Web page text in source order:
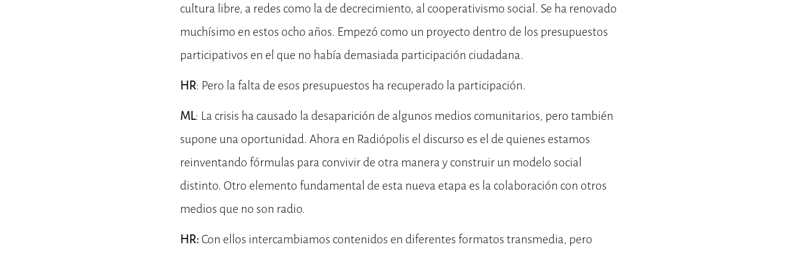
cultura libre, a redes como la de decrecimiento, al cooperativismo social. Se ha renovado
muchísimo en estos ocho años. Empezó como un proyecto dentro de los presupuestos
participativos en el que no había demasiada participación ciudadana.
HR: Pero la falta de esos presupuestos ha recuperado la participación.
ML: La crisis ha causado la desaparición de algunos medios comunitarios, pero también
supone una oportunidad. Ahora en Radiópolis el discurso es el de quienes estamos
reinventando fórmulas para convivir de otra manera y construir un modelo social
distinto. Otro elemento fundamental de esta nueva etapa es la colaboración con otros
medios que no son radio.
HR: Con ellos intercambiamos contenidos en diferentes formatos transmedia, pero